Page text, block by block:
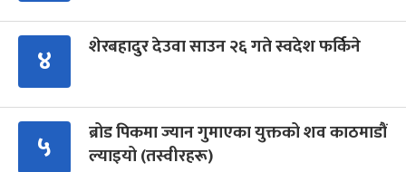
४ शेरबहादुर देउवा साउन २६ गते स्वदेश फर्किने
५
ब्रोड पिकमा ज्यान गुमाएका युक्तको शव काठमाडौं
ल्याइयो (तस्वीरहरू)